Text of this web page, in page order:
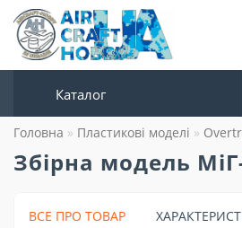
Каталог
Головна Пластикові моделі
Збірна модель
ВСЕ ПРО ТОВАР